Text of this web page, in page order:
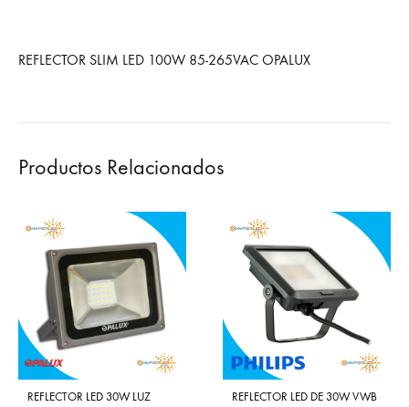
REFLECTOR SLIM LED 100W 85-265VAC OPALUX
Productos Relacionados
REFLECTOR LED 30W LUZ
REFLECTOR LED DE 30W VWB